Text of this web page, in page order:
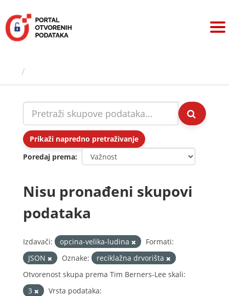
sadržaj
Prikaži napredno pretraživanje
Poredaj prema
Nisu pronađeni skupovi
podataka
Izdavači: opcina-velika-ludina
Formati:
JSON
Oznake:
reciklažna drvorišta
Otvorenost skupa prema Tim Berners-Lee skali:
3
Vrsta podataka: